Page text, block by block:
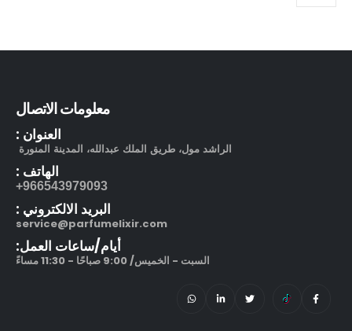
ر.س
معلومات الاتصال
العنوان :
الراشد مول، طريق الملك عبدالله، المدينة المنورة
الهاتف :
966543979093+
البريد الالكتروني :
service@parfumelixir.com
أيام/ساعات العمل:
السبت - الخميس/ 9:00 صباحًا - 11:30 مساءً